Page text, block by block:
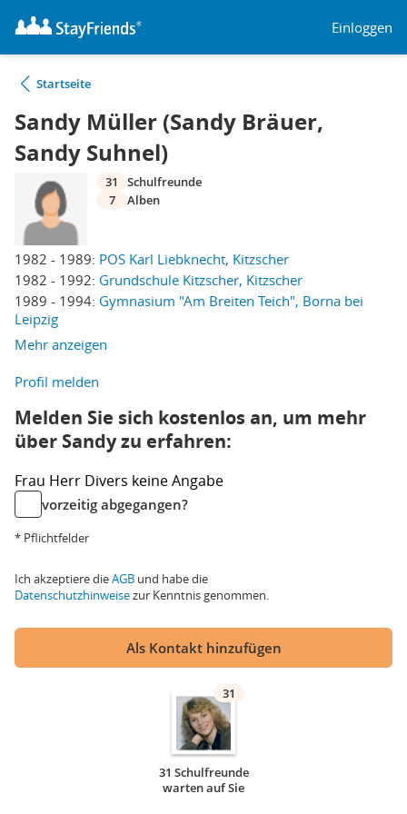
Einloggen
Startseite
Sandy Müller (Sandy Bräuer,
Sandy Suhnel)
1982 - 1989: POS Karl Liebknecht, Kitzscher
1982 - 1992: Grundschule Kitzscher, Kitzscher
1989 - 1994: Gymnasium "Am Breiten Teich", Borna bei
Leipzig
Mehr anzeigen
31
Schulfreunde
7
Alben
Profil melden
Melden Sie sich kostenlos an, um mehr
über Sandy zu erfahren:
Frau Herr Divers keine Angabe
vorzeitig abgegangen?
* Pflichtfelder
Ich akzeptiere dieAGB und habe die
Datenschutzhinweisezur Kenntnis genommen.
Als Kontakt hinzufügen
31
31 Schulfreunde
warten auf Sie